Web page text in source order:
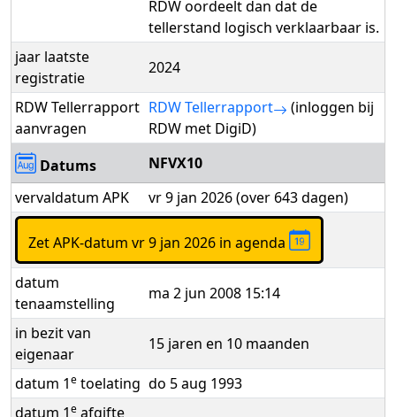
RDW oordeelt dan dat de
tellerstand logisch verklaarbaar is.
jaar laatste
registratie
2024
RDW Tellerrapport
aanvragen
RDW Tellerrapport
(inloggen bij
RDW met DigiD)
Datums
NFVX10
vervaldatum APK
vr 9 jan 2026 (over 643 dagen)
Zet APK-datum vr 9 jan 2026 in agenda
datum
tenaamstelling
ma 2 jun 2008 15:14
in bezit van
eigenaar
15 jaren en 10 maanden
datum 1e toelating do 5 aug 1993
datum 1e afgifte